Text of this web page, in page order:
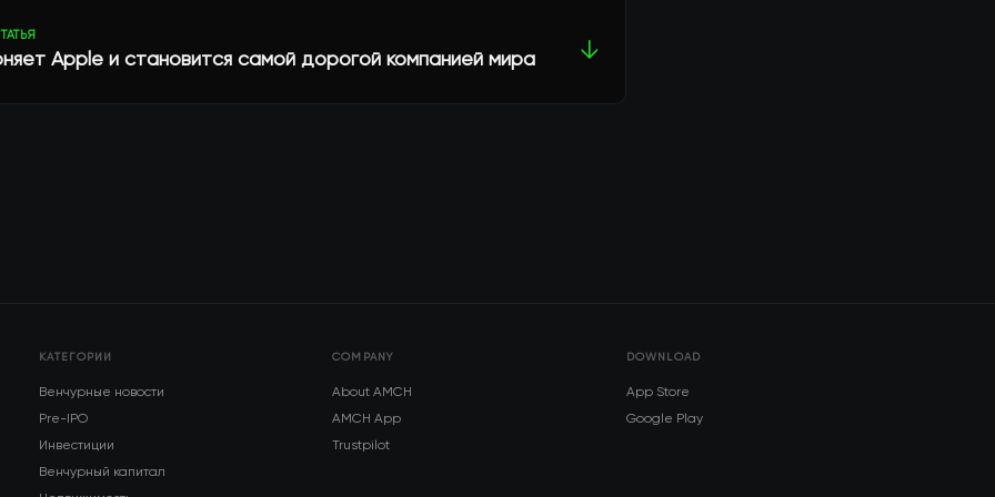
Apple и становится самой дорогой компанией мира ↓
КАТЕГОРИИ
Венчурные новости
Pre-IPO
Инвестиции
Венчурный капитал
COMPANY
About AMCH
AMCH App
Trustpilot
DOWNLOAD
App Store
Google Play